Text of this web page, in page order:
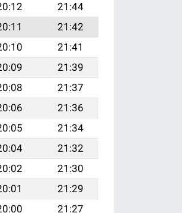
21:44
21:42
21:41
21:39
21:37
21:36
21:34
21:32
21:30
21:29
21:27